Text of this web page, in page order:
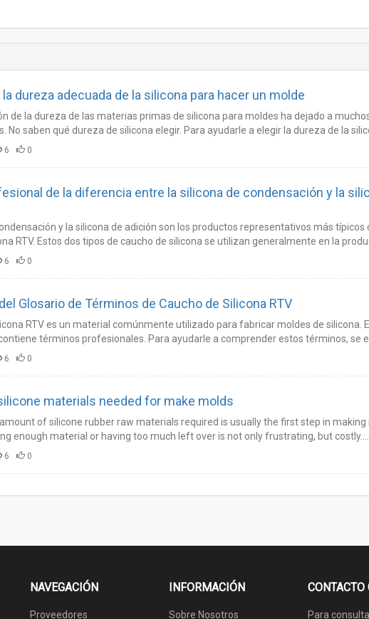
dureza adecuada de la silicona para hacer un molde
de la dureza de las materias primas de silicona para moldes ha dejado a
No saben qué dureza de silicona elegir. Para ayudarle a elegir la dureza de la
sus preguntas mediante el análisis de la dureza de la silicona.…
6 0
de la diferencia entre la silicona de condensación y la
y la silicona de adición son los productos representativos más típicos
RTV. Estos dos tipos de caucho de silicona se utilizan generalmente en la
6 0
Glosario de Términos de Caucho de Silicona RTV
RTV es un material comúnmente utilizado para fabricar moldes de silicona.
términos profesionales. Para ayudarle a comprender estos términos, se
significado de cada término relacionado con la silicona.…
6 0
materials needed for make molds
of silicone rubber raw materials required is usually the first step in making
enough material or having too much left over is not only frustrating, but costly.…
6 0
NAVEGACIÓN
Proveedores
INFORMACIÓN
Sobre Nosotros
CONTACTO
Para